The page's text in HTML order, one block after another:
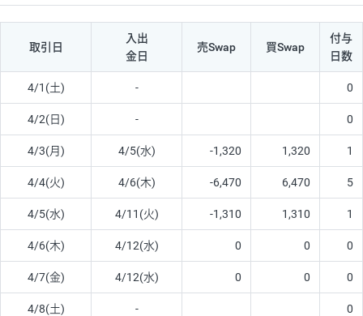
取引日
入出
金日
売Swap 買Swap
付与
日数
4/1(土) - 0
4/2(日) - 0
4/3(月) 4/5(水) -1,320 1,320 1
4/4(火) 4/6(木) -6,470 6,470 5
4/5(水) 4/11(火) -1,310 1,310 1
4/6(木) 4/12(水) 0 0 0
4/7(金) 4/12(水) 0 0 0
4/8(土) - 0